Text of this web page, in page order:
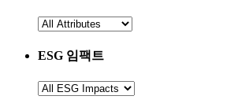
택
세
속
을
택
ESG 임팩트
ESG